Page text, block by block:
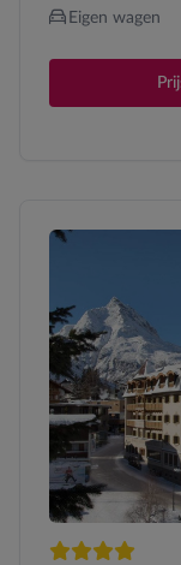
Eigen wagen
4 sterren